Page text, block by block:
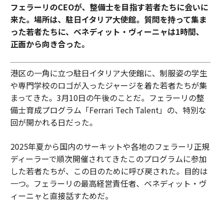
フェラーリのCEOが、整備士を目指す若者たちに会いに
来た。場所は、駐日イタリア大使館。質問を持って集ま
った若者たちに、ベネディット・ヴィーニャは1時間、
正面から向き合った。
港区の一角に立つ駐日イタリア大使館に、制服姿の学生
や専門学校のロゴが入ったジャージを着た若者たちが集
まってきた。3月10日の午後のことだ。フェラーリの整
備士育成プログラム「Ferrari Tech Talent」の、特別な
回が開かれる日だった。
2025年夏から国内のサーキットや各地のフェラーリ正規
ディーラーで順次開催されてきたこのプログラムに参加
した若者たちが、この日のために呼び戻された。目的は
一つ。フェラーリの最高経営責任者、ベネディット・ヴ
ィーニャと直接話すためだ。